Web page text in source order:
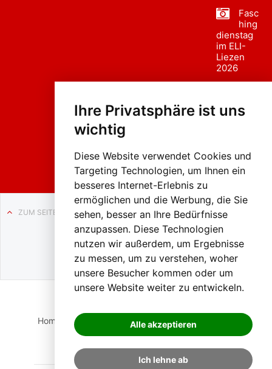
Ihre Privatsphäre ist uns
wichtig
Diese Website verwendet Cookies und
Targeting Technologien, um Ihnen ein
besseres Internet-Erlebnis zu
ermöglichen und die Werbung, die Sie
sehen, besser an Ihre Bedürfnisse
anzupassen. Diese Technologien
nutzen wir außerdem, um Ergebnisse
zu messen, um zu verstehen, woher
unsere Besucher kommen oder um
unsere Website weiter zu entwickeln.
Alle akzeptieren
Ich lehne ab
Fasc
hing
dienstag
im ELI-
Liezen
2026
sumzug
Liezen
ZUM SEITENANFANG
Auf BLO24.at werben?
+43 (0)664 2226600
Home Suche Login Impressum
Datenschutz